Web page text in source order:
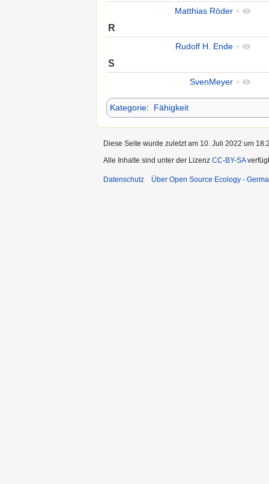
Matthias Röder +
R
Rudolf H. Ende +
S
SvenMeyer +
Kategorie: Fähigkeit
Diese Seite wurde zuletzt am 10. Juli 2022 um
Alle Inhalte sind unter der Lizenz CC-BY-SA
Datenschutz Über Open Source Ecology -